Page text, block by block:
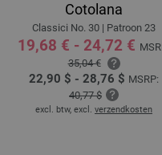
Cotolana
Classici No. 30 | Patroon 23
19,68 € - 24,72 €
35,04 €
22,90 $ - 28,76 $ MSRP:
40,77 $
excl. btw, excl. verzendkosten